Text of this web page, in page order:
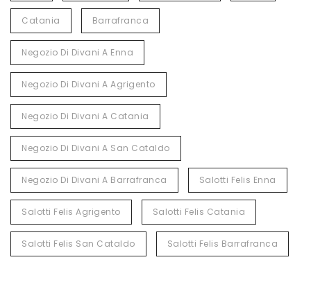
Catania Barrafranca
Negozio Di Divani A Enna
Negozio Di Divani A Agrigento
Negozio Di Divani A Catania
Negozio Di Divani A San Cataldo
Negozio Di Divani A Barrafranca Salotti Felis Enna
Salotti Felis Agrigento Salotti Felis Catania
Salotti Felis San Cataldo Salotti Felis Barrafranca